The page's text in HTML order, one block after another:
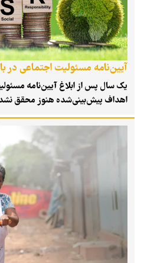
آیین‌نامه مسئولیت اجتماعی در
یک سال پس از ابلاغ آیین‌نامه
اهداف پیش‌بینی‌شده هنوز محقق